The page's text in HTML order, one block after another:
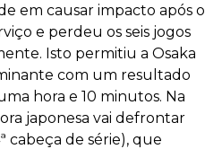
em causar impacto após o
e perdeu os seis jogos
Isto permitiu a Osaka
com um resultado
hora e 10 minutos. Na
japonesa vai defrontar
cabeça de série), que